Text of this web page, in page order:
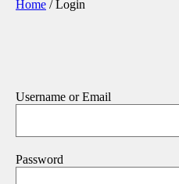
Home /Login
Username or Email
Password